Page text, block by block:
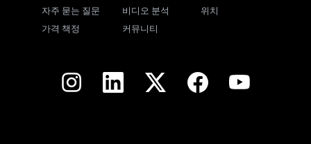
자주 묻는 질문
가격 책정
비디오 분석
커뮤니티
위치